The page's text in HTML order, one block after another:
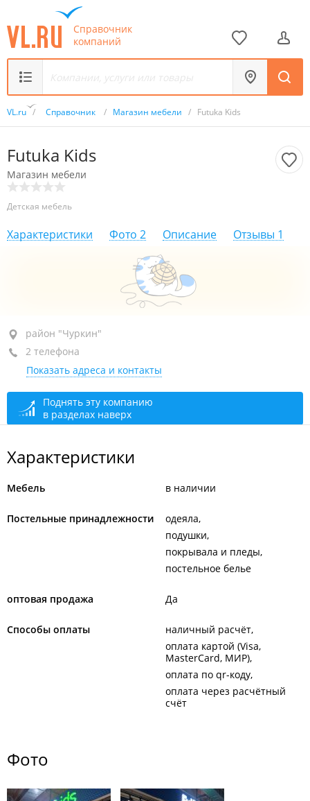
Справочник
компаний
VL.ru / Справочник / Магазин мебели / Futukа Kids
Futukа Kids
Магазин мебели
Детская мебель
Характеристики Фото 2 Описание Отзывы 1
район "Чуркин", ул. Калинина, 8 стр. 2
ТЦ "Калина дом", 1-й этаж
+7 (423) 280-43-80
+7 967 958-43-80
закрыто, откроется в 10:00
район "Чуркин"
2 телефона
Показать адреса и контакты
Поднять эту компанию
в разделах наверх
Характеристики
Мебель в наличии
Постельные принадлежности
одеяла
подушки
покрывала и пледы
постельное белье
оптовая продажа Да
Способы оплаты
наличный расчёт
оплата картой (Visa,
MasterCard, МИР)
оплата по qr-коду
оплата через расчётный
счёт
Фото